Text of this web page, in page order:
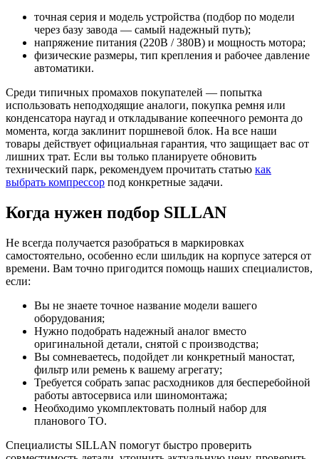
точная серия и модель устройства (подбор по модели
через базу завода — самый надежный путь);
напряжение питания (220В / 380В) и мощность мотора;
физические размеры, тип крепления и рабочее давление
автоматики.
Среди типичных промахов покупателей — попытка
использовать неподходящие аналоги, покупка ремня или
конденсатора наугад и откладывание копеечного ремонта до
момента, когда заклинит поршневой блок. На все наши
товары действует официальная гарантия, что защищает вас от
лишних трат. Если вы только планируете обновить
технический парк, рекомендуем прочитать статью как
выбрать компрессор под конкретные задачи.
Когда нужен подбор SILLAN
Не всегда получается разобраться в маркировках
самостоятельно, особенно если шильдик на корпусе затерся от
времени. Вам точно пригодится помощь наших специалистов,
если:
Вы не знаете точное название модели вашего
оборудования;
Нужно подобрать надежный аналог вместо
оригинальной детали, снятой с производства;
Вы сомневаетесь, подойдет ли конкретный маностат,
фильтр или ремень к вашему агрегату;
Требуется собрать запас расходников для бесперебойной
работы автосервиса или шиномонтажа;
Необходимо укомплектовать полный набор для
планового ТО.
Специалисты SILLAN помогут быстро проверить